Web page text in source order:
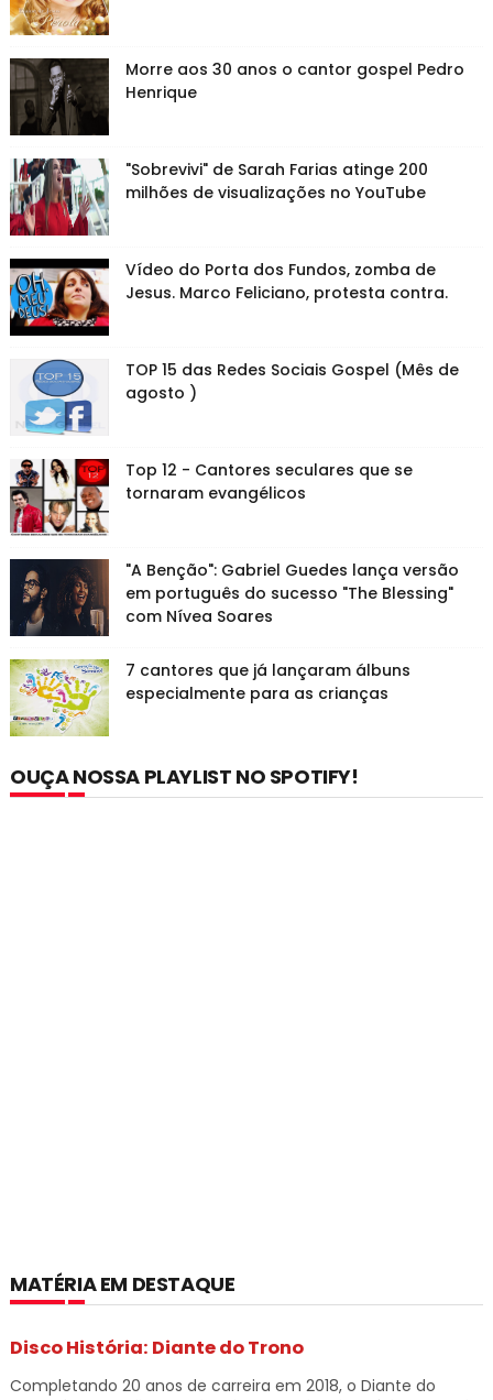
Morre aos 30 anos o cantor gospel Pedro
Henrique
"Sobrevivi" de Sarah Farias atinge 200
milhões de visualizações no YouTube
Vídeo do Porta dos Fundos, zomba de
Jesus. Marco Feliciano, protesta contra.
TOP 15 das Redes Sociais Gospel (Mês de
agosto )
Top 12 - Cantores seculares que se
tornaram evangélicos
"A Benção": Gabriel Guedes lança versão
em português do sucesso "The Blessing"
com Nívea Soares
7 cantores que já lançaram álbuns
especialmente para as crianças
OUÇA NOSSA PLAYLIST NO SPOTIFY!
MATÉRIA EM DESTAQUE
Disco História: Diante do Trono
Completando 20 anos de carreira em 2018, o Diante do